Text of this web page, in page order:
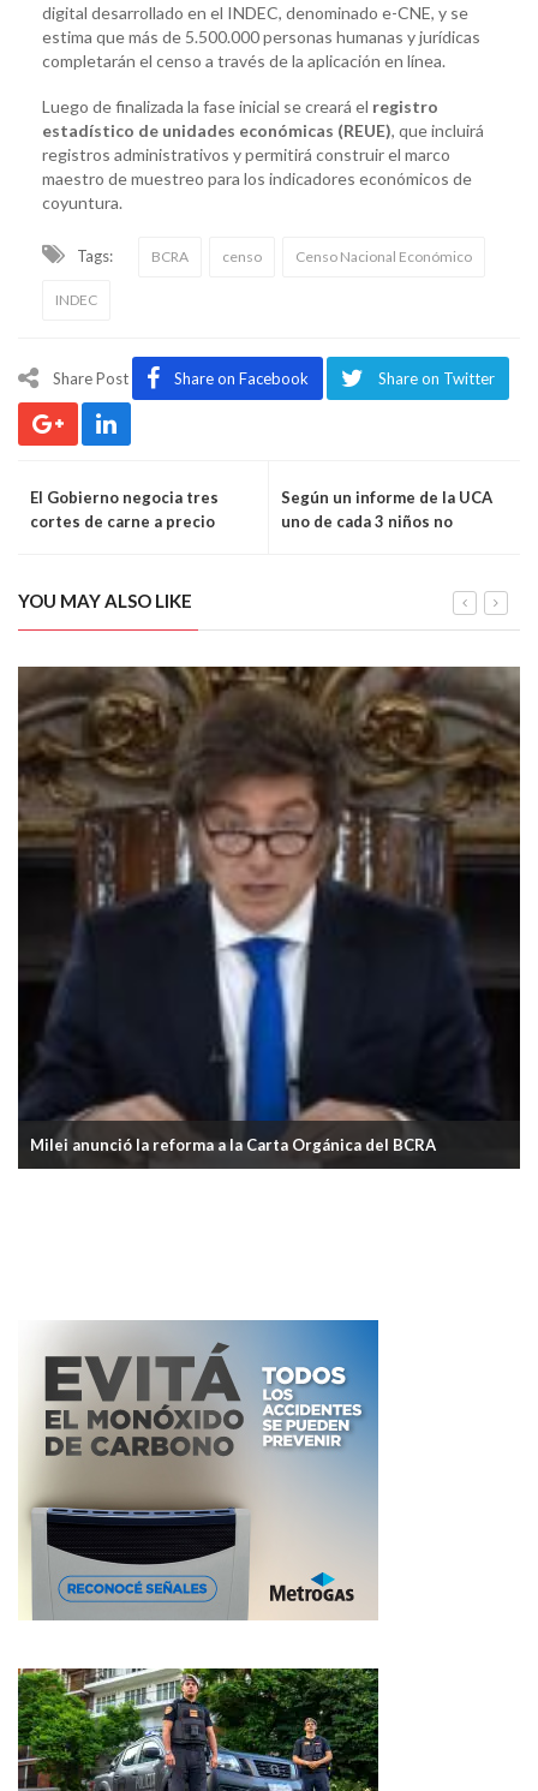
digital desarrollado en el INDEC, denominado e-CNE, y se
estima que más de 5.500.000 personas humanas y jurídicas
completarán el censo a través de la aplicación en línea.
Luego de finalizada la fase inicial se creará el registro
estadístico de unidades económicas (REUE), que incluirá
registros administrativos y permitirá construir el marco
maestro de muestreo para los indicadores económicos de
coyuntura.
Tags: BCRA censo Censo Nacional Económico
INDEC
Share Post Share on Facebook Share on Twitter
El Gobierno negocia tres
cortes de carne a precio
Según un informe de la UCA
uno de cada 3 niños no
YOU MAY ALSO LIKE
Milei anunció la reforma a la Carta Orgánica del BCRA